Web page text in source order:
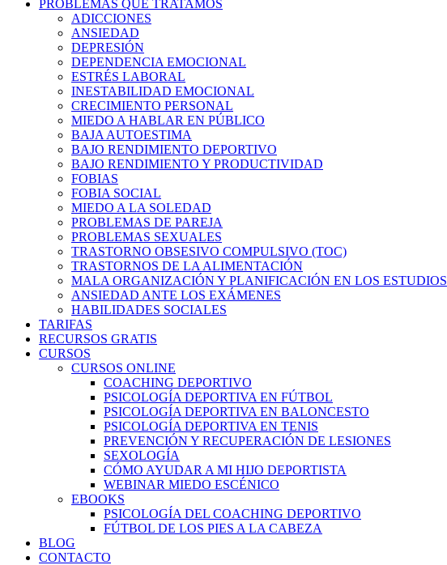
PROBLEMAS QUE TRATAMOS
ADICCIONES
ANSIEDAD
DEPRESIÓN
DEPENDENCIA EMOCIONAL
ESTRÉS LABORAL
INESTABILIDAD EMOCIONAL
CRECIMIENTO PERSONAL
MIEDO A HABLAR EN PÚBLICO
BAJA AUTOESTIMA
BAJO RENDIMIENTO DEPORTIVO
BAJO RENDIMIENTO Y PRODUCTIVIDAD
FOBIAS
FOBIA SOCIAL
MIEDO A LA SOLEDAD
PROBLEMAS DE PAREJA
PROBLEMAS SEXUALES
TRASTORNO OBSESIVO COMPULSIVO (TOC)
TRASTORNOS DE LA ALIMENTACIÓN
MALA ORGANIZACIÓN Y PLANIFICACIÓN EN LOS ESTUDIOS
ANSIEDAD ANTE LOS EXÁMENES
HABILIDADES SOCIALES
TARIFAS
RECURSOS GRATIS
CURSOS
CURSOS ONLINE
COACHING DEPORTIVO
PSICOLOGÍA DEPORTIVA EN FÚTBOL
PSICOLOGÍA DEPORTIVA EN BALONCESTO
PSICOLOGÍA DEPORTIVA EN TENIS
PREVENCIÓN Y RECUPERACIÓN DE LESIONES
SEXOLOGÍA
CÓMO AYUDAR A MI HIJO DEPORTISTA
WEBINAR MIEDO ESCÉNICO
EBOOKS
PSICOLOGÍA DEL COACHING DEPORTIVO
FÚTBOL DE LOS PIES A LA CABEZA
BLOG
CONTACTO